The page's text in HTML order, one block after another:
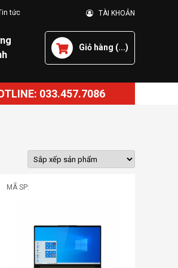
tức TÀI KHOẢN
Giỏ hàng (...)
033.457.7086
MÃ SP: